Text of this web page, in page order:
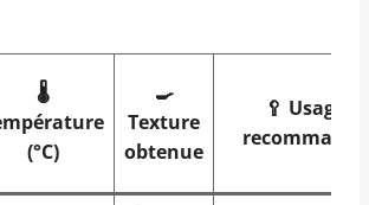
🌡️
(°C)
🍳
Texture
obtenue
🥄 Usage
recommandé